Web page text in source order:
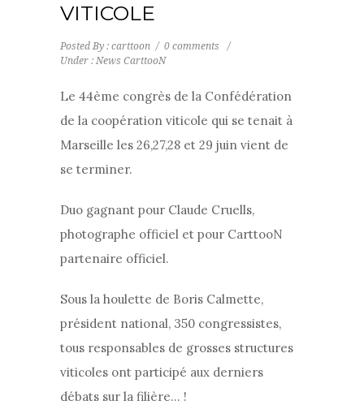
VITICOLE
Posted By : carttoon / 0 comments
/
Under : News CarttooN
Le 44ème congrès de la Confédération
de la coopération viticole qui se tenait à
Marseille les 26,27,28 et 29 juin vient de
se terminer.
Duo gagnant pour Claude Cruells,
photographe officiel et pour CarttooN
partenaire officiel.
Sous la houlette de Boris Calmette,
président national, 350 congressistes,
tous responsables de grosses structures
viticoles ont participé aux derniers
débats sur la filière… !